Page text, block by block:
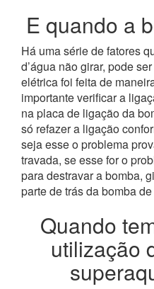
E quando a
Há uma série de fatores
d’água não girar, pode
elétrica foi feita de
importante verificar a
na placa de ligação da
só refazer a ligação
seja esse o problema
travada, se esse for o
para destravar a bomba,
parte de trás da bomba
Quando
utilização